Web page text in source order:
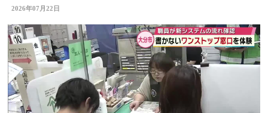
2026年07月22日